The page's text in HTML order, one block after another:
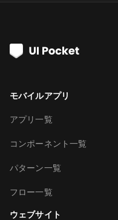
モバイルアプリ
アプリ一覧
コンポーネント一覧
パターン一覧
フロー一覧
ウェブサイト